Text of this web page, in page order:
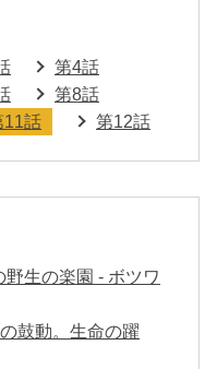
第4話
第8話
11話 第12話
生の楽園 - ボツワ
鼓動。生命の躍